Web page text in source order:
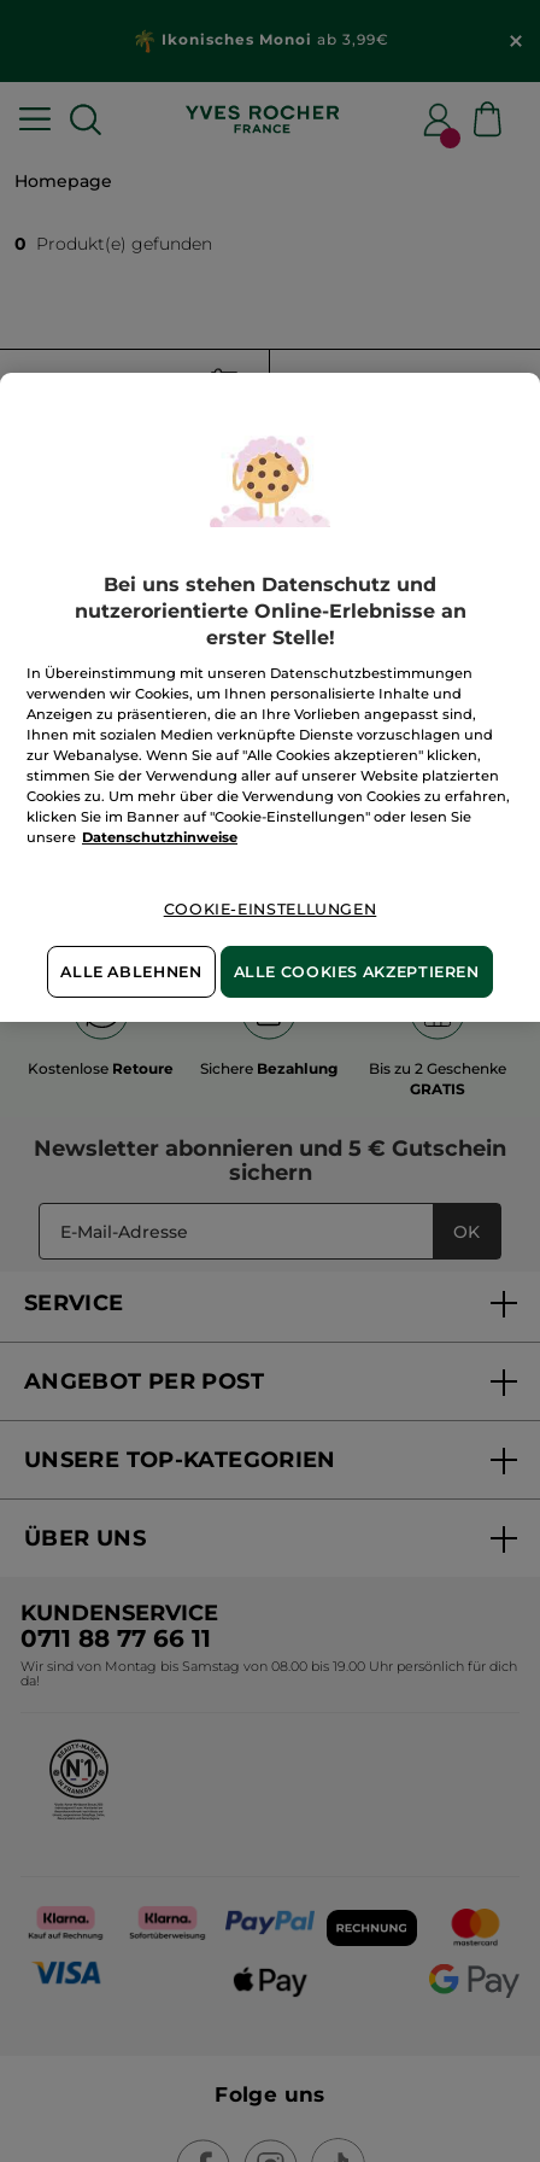
Ikonisches Monoi ab 3,99€
Homepage
0 Produkt(e) gefunden
FILTER SORTIEREN NACH
100%unserer Aktivstoffe
sindpflanzlich
Wir bewirtschaften
unsere Felder
biologisch
Mehr entdecken
Kostenlose Retoure Sichere Bezahlung
Bis zu 2 Geschenke
GRATIS
Newsletter abonnieren und 5 € Gutschein
sichern
OK
SERVICE
Mein Konto
Online Preisliste
ANGEBOT PER POST
Versandhandel Preisliste
UNSERE TOP-KATEGORIEN
Black Friday Yves Rocher
Geschenkideen Yves Rocher
Kollektion Monoi Yves Rocher
ÜBER UNS
Umweltstiftung YR
Affiliate Programm
KUNDENSERVICE
0711 88 77 66 11
Wir sind von Montag bis Samstag von 08.00 bis 19.00 Uhr persönlich für dich
da!
Folge uns
Bei uns stehen Datenschutz und
nutzerorientierte Online-Erlebnisse an
erster Stelle!
In Übereinstimmung mit unseren Datenschutzbestimmungen
verwenden wir Cookies, um Ihnen personalisierte Inhalte und
Anzeigen zu präsentieren, die an Ihre Vorlieben angepasst sind,
Ihnen mit sozialen Medien verknüpfte Dienste vorzuschlagen und
zur Webanalyse. Wenn Sie auf "Alle Cookies akzeptieren" klicken,
stimmen Sie der Verwendung aller auf unserer Website platzierten
Cookies zu. Um mehr über die Verwendung von Cookies zu erfahren,
klicken Sie im Banner auf "Cookie-Einstellungen" oder lesen Sie
unsere Datenschutzhinweise
COOKIE-EINSTELLUNGEN
ALLE ABLEHNEN ALLE COOKIES AKZEPTIEREN